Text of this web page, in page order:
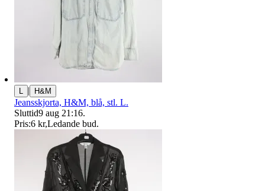
L | H&M
Jeansskjorta, H&M, blå, stl. L.
Sluttid9 aug 21:16.
Pris:6 kr,Ledande bud.